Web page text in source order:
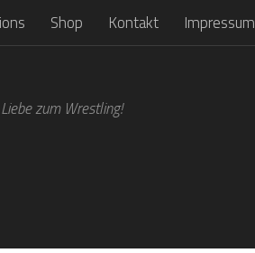
Shop Kontakt Impressum
zum Wrestling!